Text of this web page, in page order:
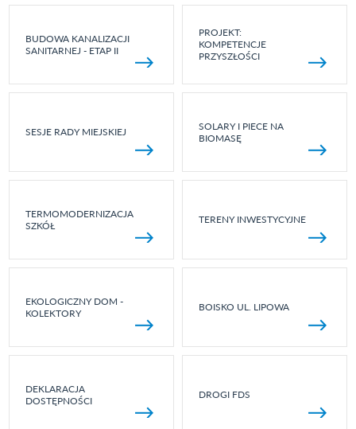
BUDOWA KANALIZACJI
SANITARNEJ - ETAP II
PROJEKT:
KOMPETENCJE
PRZYSZŁOŚCI
SESJE RADY MIEJSKIEJ
SOLARY I PIECE NA
BIOMASĘ
TERMOMODERNIZACJA
SZKÓŁ
TERENY INWESTYCYJNE
EKOLOGICZNY DOM -
KOLEKTORY
BOISKO UL. LIPOWA
DEKLARACJA
DOSTĘPNOŚCI
DROGI FDS